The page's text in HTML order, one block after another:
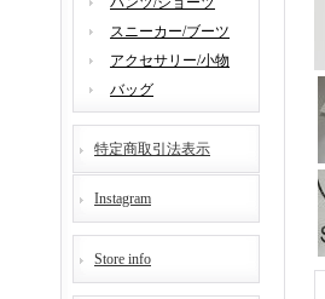
スニーカー/ブーツ
アクセサリー/小物
バッグ
特定商取引法表示
Instagram
Store info